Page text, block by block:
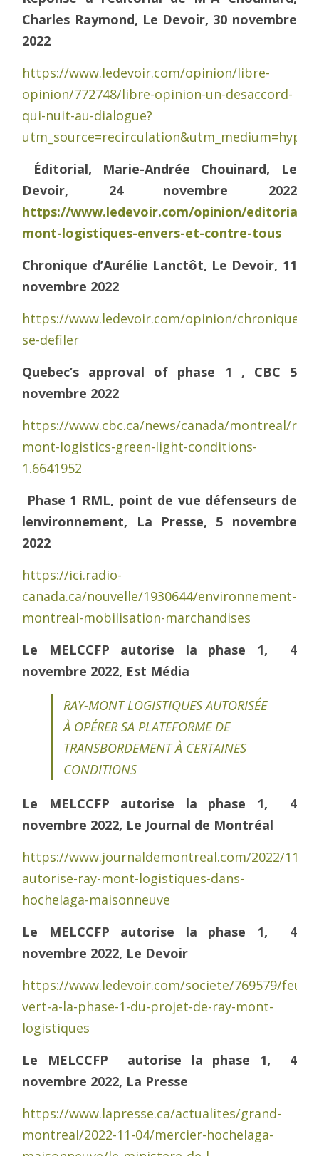
Charles Raymond, Le Devoir, 30 novembre
2022
https://www.ledevoir.com/opinion/libre-
opinion/772748/libre-opinion-un-desaccord-
qui-nuit-au-dialogue?
Éditorial, Marie-Andrée Chouinard, Le
Devoir, 24 novembre 2022
https://www.ledevoir.com/opinion/editoriaux/
mont-logistiques-envers-et-contre-tous
Chronique d’Aurélie Lanctôt, Le Devoir, 11
novembre 2022
https://www.ledevoir.com/opinion/chroniques/
se-defiler
Quebec’s approval of phase 1 , CBC 5
novembre 2022
https://www.cbc.ca/news/canada/montreal/ray-
mont-logistics-green-light-conditions-
1.6641952
Phase 1 RML, point de vue défenseurs de
lenvironnement, La Presse, 5 novembre
2022
https://ici.radio-
canada.ca/nouvelle/1930644/environnement-
montreal-mobilisation-marchandises
Le MELCCFP autorise la phase 1, 4
novembre 2022, Est Média
RAY-MONT LOGISTIQUES AUTORISÉE
À OPÉRER SA PLATEFORME DE
TRANSBORDEMENT À CERTAINES
CONDITIONS
Le MELCCFP autorise la phase 1, 4
novembre 2022, Le Journal de Montréal
https://www.journaldemontreal.com/2022/11/
autorise-ray-mont-logistiques-dans-
hochelaga-maisonneuve
Le MELCCFP autorise la phase 1, 4
novembre 2022, Le Devoir
https://www.ledevoir.com/societe/769579/feu-
vert-a-la-phase-1-du-projet-de-ray-mont-
logistiques
Le MELCCFP autorise la phase 1, 4
novembre 2022, La Presse
https://www.lapresse.ca/actualites/grand-
montreal/2022-11-04/mercier-hochelaga-